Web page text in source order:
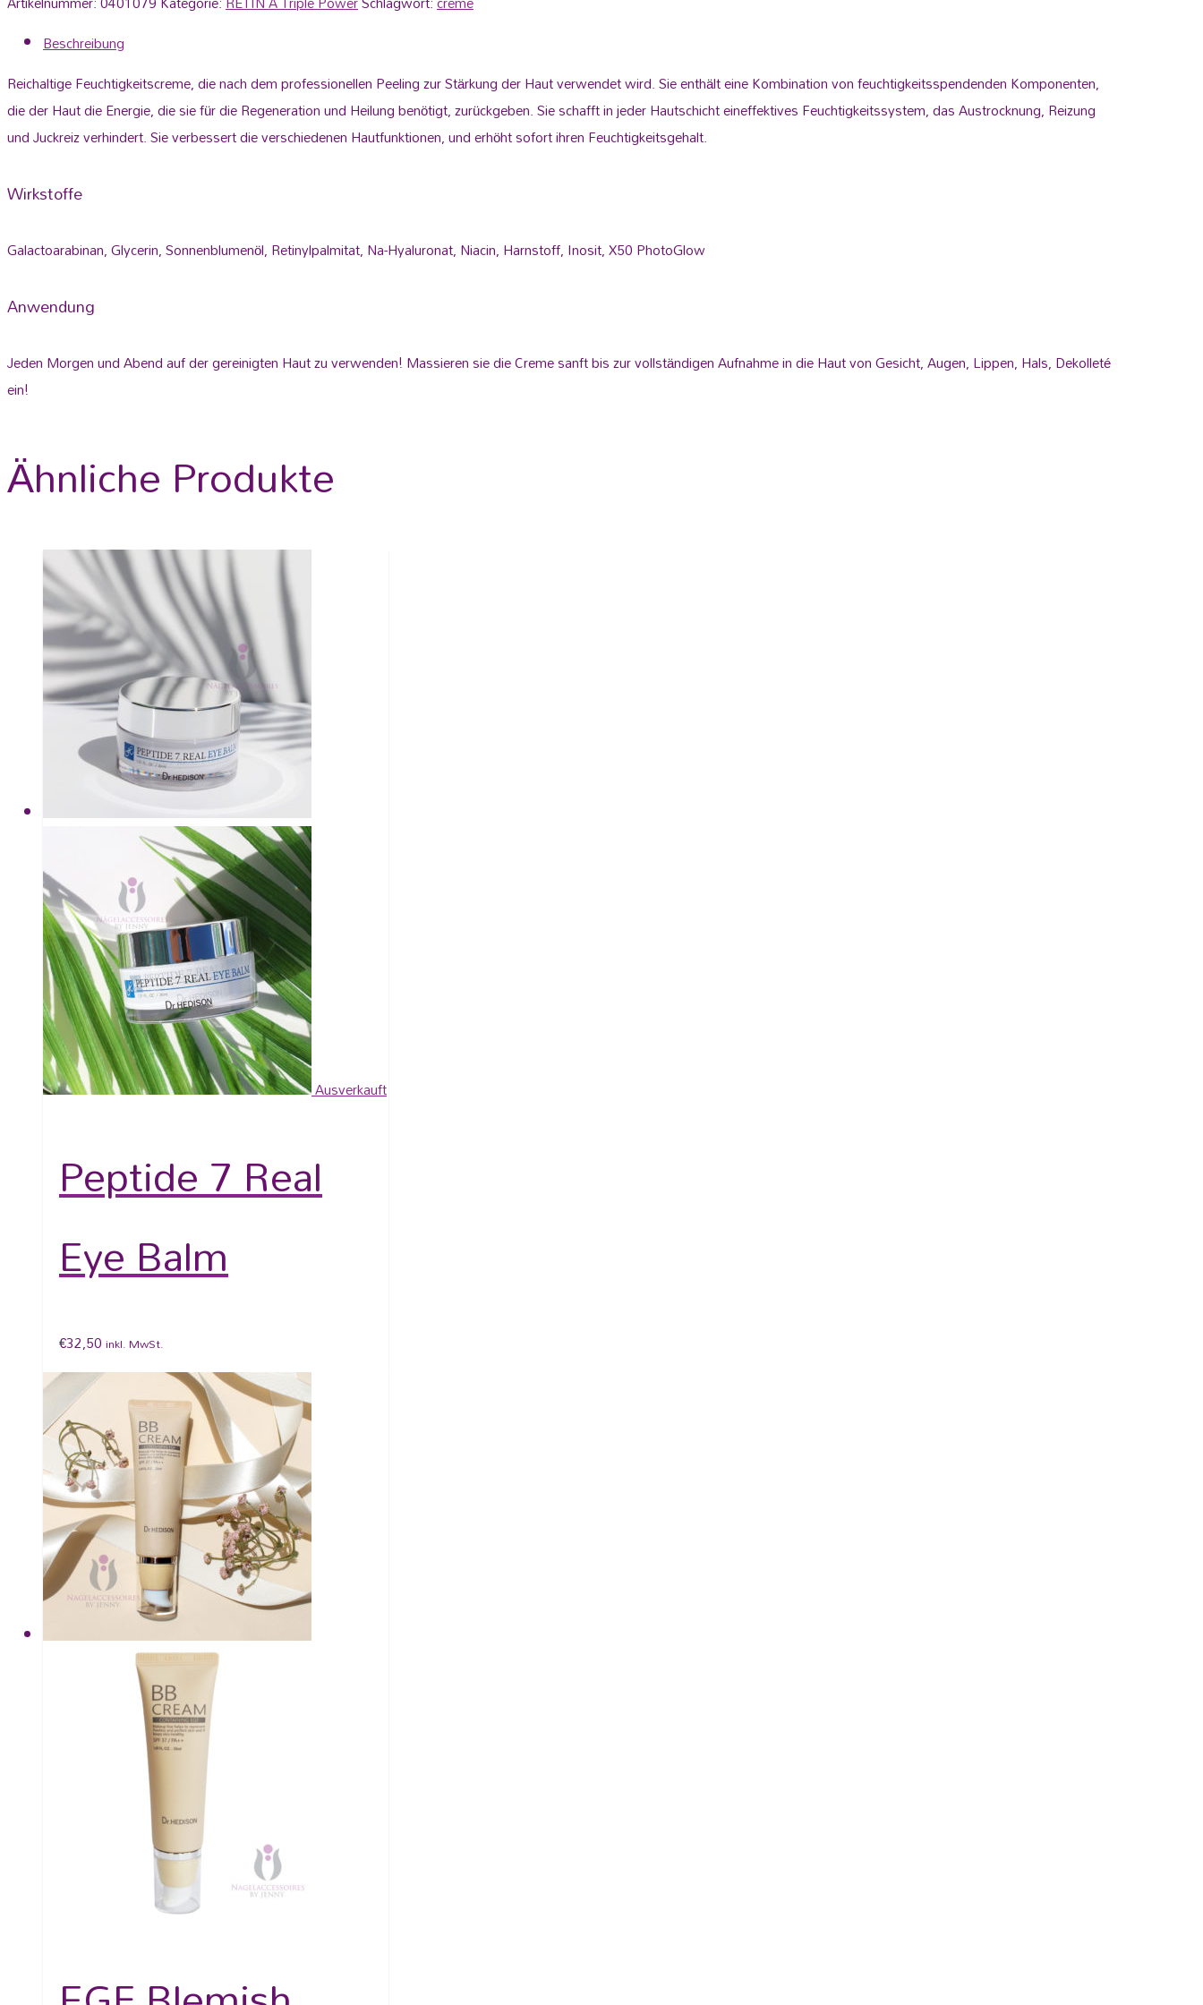
Beschreibung
Reichaltige Feuchtigkeitscreme, die nach dem professionellen Peeling zur Stärkung der Haut verwendet wird. Sie enthält eine Kombination von feuchtigkeitsspendenden Komponenten,
die der Haut die Energie, die sie für die Regeneration und Heilung benötigt, zurückgeben. Sie schafft in jeder Hautschicht eineffektives Feuchtigkeitssystem, das Austrocknung, Reizung
und Juckreiz verhindert. Sie verbessert die verschiedenen Hautfunktionen, und erhöht sofort ihren Feuchtigkeitsgehalt.
Wirkstoffe
Galactoarabinan, Glycerin, Sonnenblumenöl, Retinylpalmitat, Na-Hyaluronat, Niacin, Harnstoff, Inosit, X50 PhotoGlow
Anwendung
Jeden Morgen und Abend auf der gereinigten Haut zu verwenden! Massieren sie die Creme sanft bis zur vollständigen Aufnahme in die Haut von Gesicht, Augen, Lippen, Hals, Dekolleté
ein!
Ähnliche Produkte
Ausverkauft
Peptide 7 Real
Eye Balm
€32,50 inkl. MwSt.